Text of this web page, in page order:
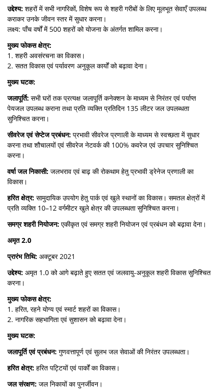
उद्देश्य: शहरों में सभी नागरिकों, विशेष रूप से शहरी गरीबों के लिए मूलभूत सेवाएँ उपलब्ध
कराकर उनके जीवन स्तर में सुधार करना।
लक्ष्य: पाँच वर्षों में 500 शहरों को योजना के अंतर्गत शामिल करना।
मुख्य फोकस क्षेत्र:
1. शहरी अवसंरचना का विकास।
2. सतत विकास एवं पर्यावरण अनुकूल कार्यों को बढ़ावा देना।
मुख्य घटक:
जलापूर्ति: सभी घरों तक प्रत्यक्ष जलापूर्ति कनेक्शन के माध्यम से निरंतर एवं पर्याप्त
पेयजल उपलब्ध कराना तथा प्रति व्यक्ति प्रतिदिन 135 लीटर जल उपलब्धता
सुनिश्चित करना।
सीवरेज एवं सेप्टेज प्रबंधन: प्रभावी सीवरेज प्रणाली के माध्यम से स्वच्छता में सुधार
करना तथा शौचालयों एवं सीवरेज नेटवर्क की 100% कवरेज एवं उपचार सुनिश्चित
करना।
वर्षा जल निकासी: जलभराव एवं बाढ़ की रोकथाम हेतु प्रभावी ड्रेनेज प्रणाली का
विकास।
हरित क्षेत्र: सामुदायिक उपयोग हेतु पार्क एवं खुले स्थानों का विकास। समतल क्षेत्रों में
प्रति व्यक्ति 10–12 वर्गमीटर खुले क्षेत्र की उपलब्धता सुनिश्चित करना।
समग्र शहरी नियोजन: एकीकृत एवं समग्र शहरी नियोजन एवं प्रबंधन को बढ़ावा देना।
अमृत 2.0
प्रारंभ तिथि: अक्टूबर 2021
उद्देश्य: अमृत 1.0 को आगे बढ़ाते हुए सतत एवं जलवायु-अनुकूल शहरी विकास सुनिश्चित
करना।
मुख्य फोकस क्षेत्र:
1. हरित, रहने योग्य एवं स्मार्ट शहरों का विकास।
2. नागरिक सहभागिता एवं सुशासन को बढ़ावा देना।
मुख्य घटक:
जलापूर्ति एवं प्रबंधन: गुणवत्तापूर्ण एवं सुलभ जल सेवाओं की निरंतर उपलब्धता।
हरित क्षेत्र: हरित पट्टियों एवं पार्कों का विकास।
जल संरक्षण: जल निकायों का पुनर्जीवन।